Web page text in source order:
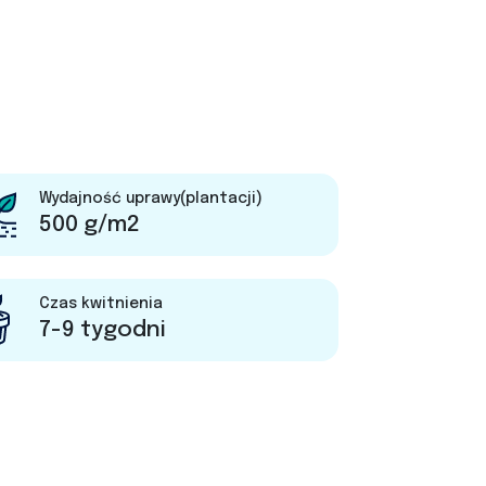
Wydajność uprawy(plantacji)
500 g/m2
Czas kwitnienia
7-9 tygodni